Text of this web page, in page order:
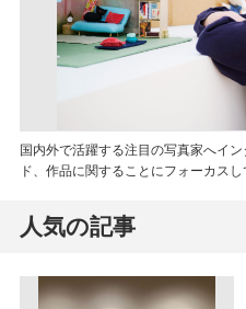
国内外で活躍する注目の写真家へイ
ド、作品に関することにフォーカスし
人気の記事